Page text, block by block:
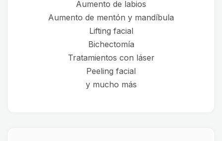
Aumento de labios
Aumento de mentón y mandíbula
Lifting facial
Bichectomía
Tratamientos con láser
Peeling facial
y mucho más